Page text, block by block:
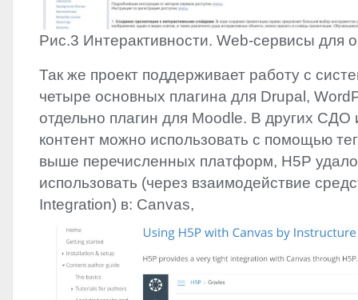
Рис.3 Интерактивности. Web-сервисы для
Так же проект поддерживает работу с
четыре основных плагина для Drupal,
отдельно плагин для Moodle. В других СДО
контент можно использовать с помощью
выше перечисленных платформ, H5P
использовать (через взаимодействие
Integration) в: Canvas,